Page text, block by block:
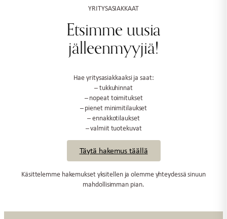
YRITYSASIAKKAAT
Etsimme uusia
jälleenmyyjiä!
Hae yritysasiakkaaksi ja saat:
– tukkuhinnat
– nopeat toimitukset
– pienet minimitilaukset
– ennakkotilaukset
– valmiit tuotekuvat
Täytä hakemus täällä
Käsittelemme hakemukset yksitellen ja olemme yhteydessä sinuun
mahdollisimman pian.